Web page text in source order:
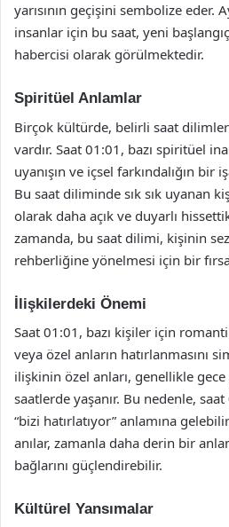
yarısının geçişini sembolize eder.
insanlar için bu saat, yeni
habercisi olarak görülmektedir.
Spiritüel Anlamlar
Birçok kültürde, belirli saat
vardır. Saat 01:01, bazı spiritüel
uyanışın ve içsel farkındalığın
Bu saat diliminde sık sık uyanan
olarak daha açık ve duyarlı
zamanda, bu saat dilimi, kişinin
rehberliğine yönelmesi için bir
İlişkilerdeki Önemi
Saat 01:01, bazı kişiler için
veya özel anların hatırlanmasını
ilişkinin özel anları, genellikle gece
saatlerde yaşanır. Bu nedenle,
“bizi hatırlatıyor” anlamına
anılar, zamanla daha derin bir
bağlarını güçlendirebilir.
Kültürel Yansımalar